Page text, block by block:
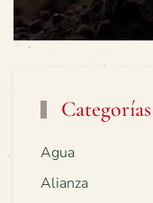
Categorías
Agua
Alianza